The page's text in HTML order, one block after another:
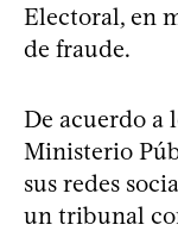
Electoral, en
de fraude.
De acuerdo a
Ministerio
sus redes
un tribunal